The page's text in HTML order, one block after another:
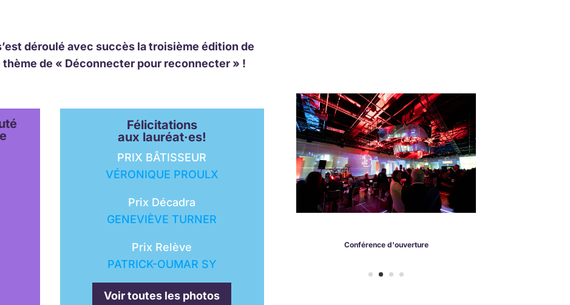
déroulé avec succès la troisième édition de
thème de « Déconnecter pour reconnecter » !
Félicitations
aux lauréat·es!
PRIX BÂTISSEUR
VÉRONIQUE PROULX
Prix Décadra
GENEVIÈVE TURNER
Prix Relève
PATRICK-OUMAR SY
Voir toutes les photos
Conférence d'ouverture